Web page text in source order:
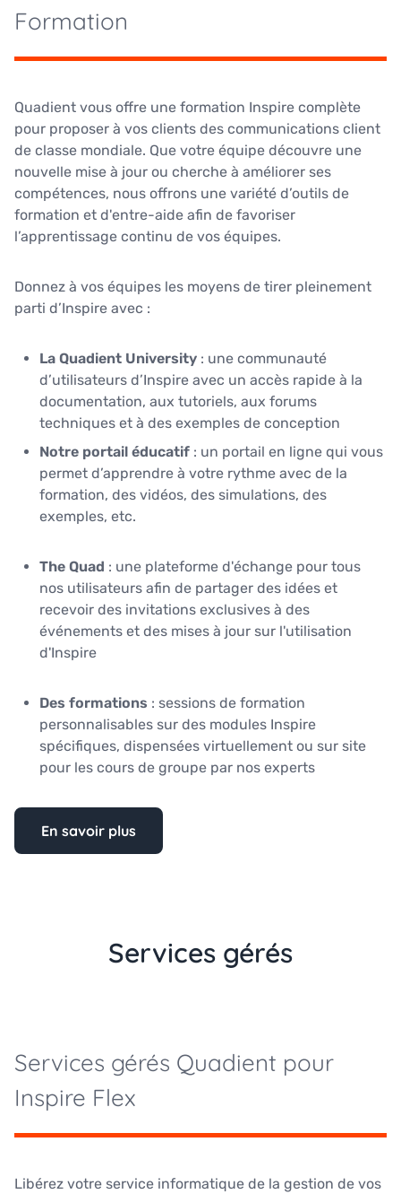
Formation
Quadient vous offre une formation Inspire complète
pour proposer à vos clients des communications client
de classe mondiale. Que votre équipe découvre une
nouvelle mise à jour ou cherche à améliorer ses
compétences, nous offrons une variété d’outils de
formation et d'entre-aide afin de favoriser
l’apprentissage continu de vos équipes.
Donnez à vos équipes les moyens de tirer pleinement
parti d’Inspire avec :
La Quadient University : une communauté
d’utilisateurs d’Inspire avec un accès rapide à la
documentation, aux tutoriels, aux forums
techniques et à des exemples de conception
Notre portail éducatif : un portail en ligne qui vous
permet d’apprendre à votre rythme avec de la
formation, des vidéos, des simulations, des
exemples, etc.
The Quad : une plateforme d'échange pour tous
nos utilisateurs afin de partager des idées et
recevoir des invitations exclusives à des
événements et des mises à jour sur l'utilisation
d'Inspire
Des formations : sessions de formation
personnalisables sur des modules Inspire
spécifiques, dispensées virtuellement ou sur site
pour les cours de groupe par nos experts
En savoir plus
Services gérés
Services gérés Quadient pour
Inspire Flex
Libérez votre service informatique de la gestion de vos